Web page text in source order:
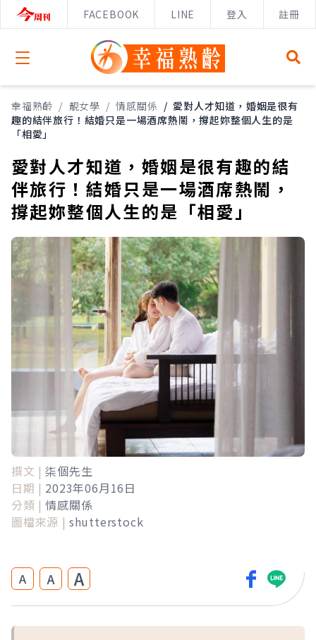
FACEBOOK LINE 登入 註冊
Open menu
幸福熟齡 / 靚女學 / 情感關係 / 愛對人才知道，婚姻是很有
趣的結伴旅行！結婚只是一場酒席熱鬧，撐起妳整個人生的是
「相愛」
愛對人才知道，婚姻是很有趣的結
伴旅行！結婚只是一場酒席熱鬧，
撐起妳整個人生的是「相愛」
撰文 | 柒個先生
日期 | 2023年06月16日
分類 | 情感關係
圖檔來源 | shutterstock
A A A